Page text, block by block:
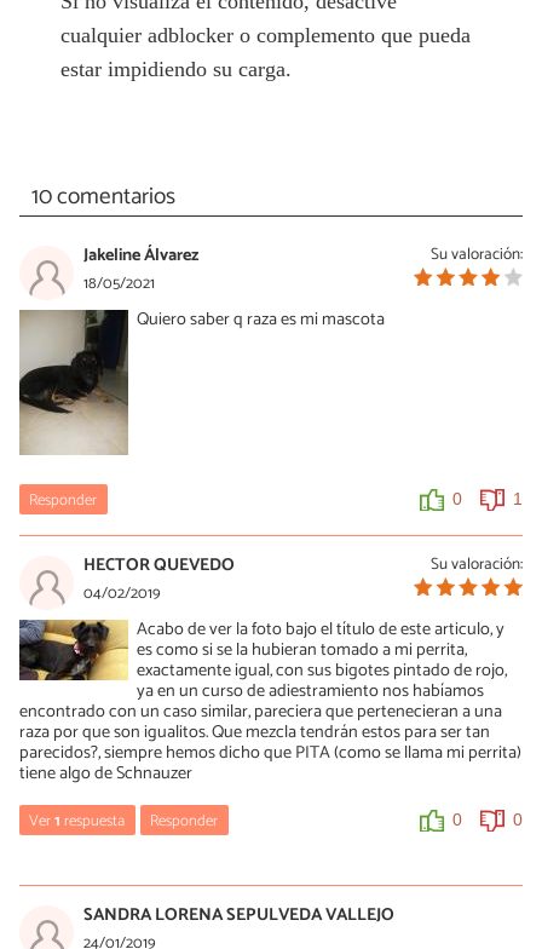
cualquier adblocker o complemento que pueda
estar impidiendo su carga.
10 comentarios
Su valoración:
Jakeline Álvarez
18/05/2021
Quiero saber q raza es mi mascota
Responder 0 1
Su valoración:
HECTOR QUEVEDO
04/02/2019
Acabo de ver la foto bajo el título de este articulo, y
es como si se la hubieran tomado a mi perrita,
exactamente igual, con sus bigotes pintado de rojo,
ya en un curso de adiestramiento nos habíamos
encontrado con un caso similar, pareciera que pertenecieran a una
raza por que son igualitos. Que mezcla tendrán estos para ser tan
parecidos?, siempre hemos dicho que PITA (como se llama mi perrita)
tiene algo de Schnauzer
Ver1respuesta Responder 0 0
25/05/2019
Hola, mi perrito es igual al tuyo, y aunque su mamá es salchicha
SANDRA LORENA SEPULVEDA VALLEJO
24/01/2019